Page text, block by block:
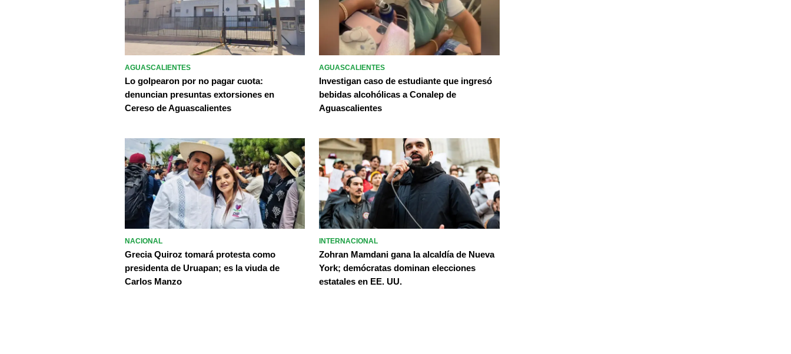
AGUASCALIENTES
Lo golpearon por no pagar cuota:
denuncian presuntas extorsiones en
Cereso de Aguascalientes
AGUASCALIENTES
Investigan caso de estudiante que ingresó
bebidas alcohólicas a Conalep de
Aguascalientes
NACIONAL
Grecia Quiroz tomará protesta como
presidenta de Uruapan; es la viuda de
Carlos Manzo
INTERNACIONAL
Zohran Mamdani gana la alcaldía de Nueva
York; demócratas dominan elecciones
estatales en EE. UU.